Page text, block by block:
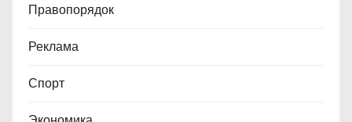
Правопорядок
Реклама
Спорт